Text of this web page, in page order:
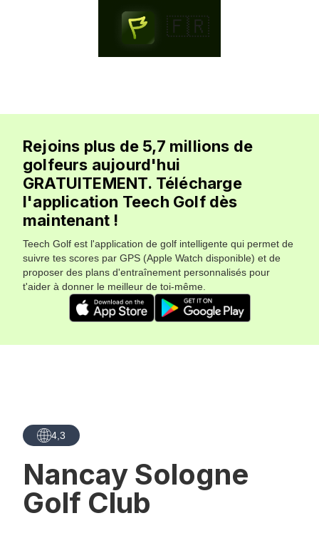
🇫🇷
Rejoins plus de 5,7 millions de
golfeurs aujourd'hui
GRATUITEMENT. Télécharge
l'application Teech Golf dès
maintenant !
Teech Golf est l'application de golf intelligente qui permet de
suivre tes scores par GPS (Apple Watch disponible) et de
proposer des plans d'entraînement personnalisés pour
t'aider à donner le meilleur de toi-même.
4,3
Nancay Sologne
Golf Club